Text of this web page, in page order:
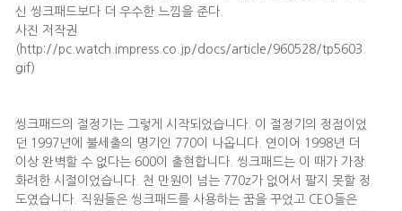
신 씽크패드보다 더 우수한 느낌을 준다.
사진 저작권
(http://pc.watch.impress.co.jp/docs/article/960528/tp5603.
gif)
씽크패드의 절정기는 그렇게 시작되었습니다. 이 절정기의 정점이었
던 1997년에 불세출의 명기인 770이 나옵니다. 연이어 1998년 더
이상 완벽할 수 없다는 600이 출현합니다. 씽크패드는 이 때가 가장
화려한 시절이었습니다. 천 만원이 넘는 770z가 없어서 팔지 못할 정
도였습니다. 직원들은 씽크패드를 사용하는 꿈을 꾸었고 CEO들은